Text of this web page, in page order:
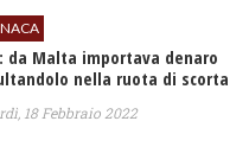
da Malta importava denaro
nella ruota di scorta
18 Febbraio 2022